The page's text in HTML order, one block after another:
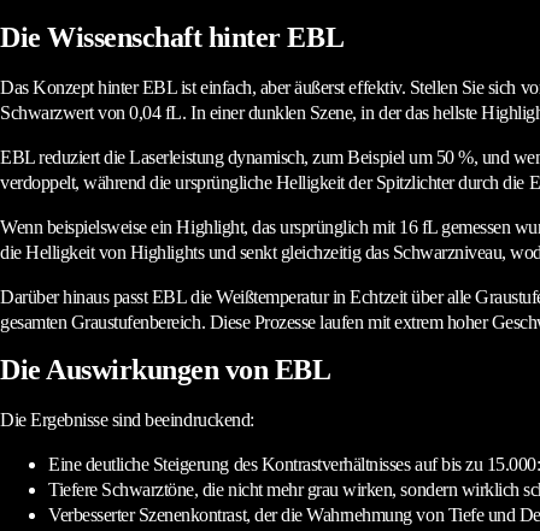
Die Wissenschaft hinter EBL
Das Konzept hinter EBL ist einfach, aber äußerst effektiv. Stellen Sie sich
Schwarzwert von 0,04 fL. In einer dunklen Szene, in der das hellste
EBL reduziert die Laserleistung dynamisch, zum Beispiel um 50 %, und
verdoppelt, während die ursprüngliche Helligkeit der Spitzlichter durch die
Wenn beispielsweise ein Highlight, das ursprünglich mit 16 fL gemessen
die Helligkeit von Highlights und senkt gleichzeitig das Schwarzniveau,
Darüber hinaus passt EBL die Weißtemperatur in Echtzeit über alle
gesamten Graustufenbereich. Diese Prozesse laufen mit extrem hoher
Die Auswirkungen von EBL
Die Ergebnisse sind beeindruckend:
Eine deutliche Steigerung des Kontrastverhältnisses auf bis zu
Tiefere Schwarztöne, die nicht mehr grau wirken, sondern wirklich
Verbesserter Szenenkontrast, der die Wahrnehmung von Tiefe und